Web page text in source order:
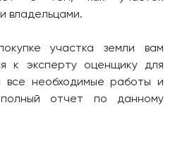
владельцами.
участка земли вам
к эксперту оценщику для
все необходимые работы и
отчет по данному